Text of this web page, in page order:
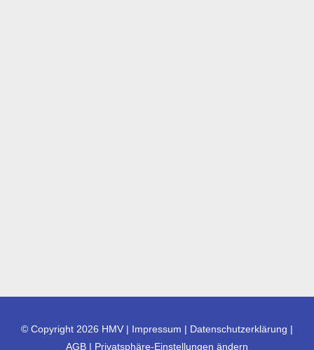
© Copyright 2026 HMV | Impressum | Datenschutzerklärung |
AGB | Privatsphäre-Einstellungen ändern